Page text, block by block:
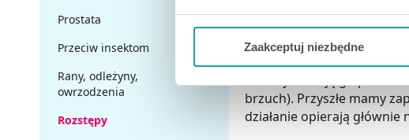
Jeżeli chcesz dostosować swoją
Ciebie danych, które nie są
wszystkich funkcjonalności Strony.
Zaakceptuj niezbędne
Prostata
Przeciw insektom
Rany, odleżyny,
owrzodzenia
Rozstępy
Balsam na
Balsam na rozstępy
kobiety stosują go
brzuch). Przyszłe mamy
działanie opierają